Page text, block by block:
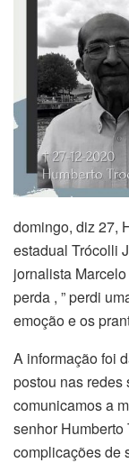
domingo, diz 27,
estadual Trócolli
jornalista
perda , ” perdi
emoção e os
A informação foi
postou nas redes
comunicamos a
senhor
complicações de